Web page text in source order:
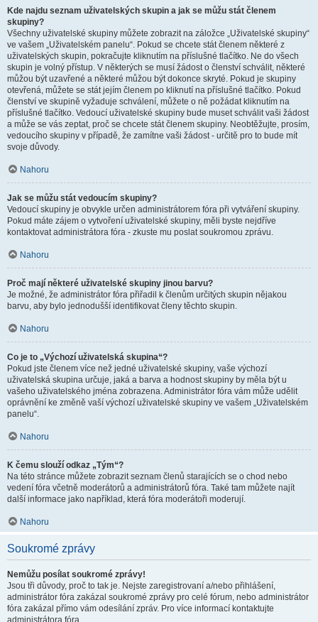
Kde najdu seznam uživatelských skupin a jak se můžu stát členem
skupiny?
Všechny uživatelské skupiny můžete zobrazit na záložce „Uživatelské skupiny“
ve vašem „Uživatelském panelu“. Pokud se chcete stát členem některé z
uživatelských skupin, pokračujte kliknutím na příslušné tlačítko. Ne do všech
skupin je volný přístup. V některých se musí žádost o členství schválit, některé
můžou být uzavřené a některé můžou být dokonce skryté. Pokud je skupiny
otevřená, můžete se stát jejím členem po kliknutí na příslušné tlačítko. Pokud
členství ve skupině vyžaduje schválení, můžete o ně požádat kliknutím na
příslušné tlačítko. Vedoucí uživatelské skupiny bude muset schválit vaši žádost
a může se vás zeptat, proč se chcete stát členem skupiny. Neobtěžujte, prosím,
vedoucího skupiny v případě, že zamítne vaši žádost - určitě pro to bude mít
svoje důvody.
Nahoru
Jak se můžu stát vedoucím skupiny?
Vedoucí skupiny je obvykle určen administrátorem fóra při vytváření skupiny.
Pokud máte zájem o vytvoření uživatelské skupiny, měli byste nejdříve
kontaktovat administrátora fóra - zkuste mu poslat soukromou zprávu.
Nahoru
Proč mají některé uživatelské skupiny jinou barvu?
Je možné, že administrátor fóra přiřadil k členům určitých skupin nějakou
barvu, aby bylo jednodušší identifikovat členy těchto skupin.
Nahoru
Co je to „Výchozí uživatelská skupina“?
Pokud jste členem více než jedné uživatelské skupiny, vaše výchozí
uživatelská skupina určuje, jaká a barva a hodnost skupiny by měla být u
vašeho uživatelského jména zobrazena. Administrátor fóra vám může udělit
oprávnění ke změně vaší výchozí uživatelské skupiny ve vašem „Uživatelském
panelu“.
Nahoru
K čemu slouží odkaz „Tým“?
Na této stránce můžete zobrazit seznam členů starajících se o chod nebo
vedení fóra včetně moderátorů a administrátorů fóra. Také tam můžete najít
další informace jako například, která fóra moderátoři moderují.
Nahoru
Soukromé zprávy
Nemůžu posílat soukromé zprávy!
Jsou tři důvody, proč to tak je. Nejste zaregistrovaní a/nebo přihlášení,
administrátor fóra zakázal soukromé zprávy pro celé fórum, nebo administrátor
fóra zakázal přímo vám odesílání zpráv. Pro více informací kontaktujte
administrátora fóra.